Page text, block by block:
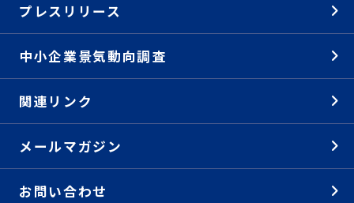
プレスリリース
中小企業景気動向調査
関連リンク
メールマガジン
お問い合わせ